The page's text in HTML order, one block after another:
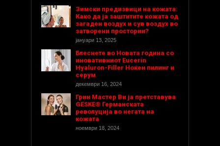
Зимски предизвици на кожата:
Како да ја заштитите кожата од
загаден воздух и сув воздух во
затворени простории?
јануари 13, 2025
Блеснете во Новата година со
иновативниот Eucerin
Hyaluron-Filler Ноќен пилинг и
серум
декември 16, 2024
Грин Мастер Ви ја претставува
GESKE® Германската
револуција во негата на
кожата
ноември 18, 2024